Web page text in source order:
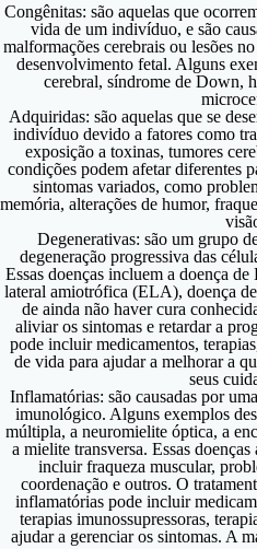
Congênitas: são aquelas que
vida de um indivíduo, e são
malformações cerebrais ou lesões
desenvolvimento fetal. Alguns
cerebral, síndrome de Down,
Adquiridas: são aquelas que se
indivíduo devido a fatores como
exposição a toxinas, tumores
condições podem afetar diferentes
sintomas variados, como
memória, alterações de humor,
Degenerativas: são um grupo
degeneração progressiva das
Essas doenças incluem a doença
lateral amiotrófica (ELA), doença
de ainda não haver cura
aliviar os sintomas e retardar a
pode incluir medicamentos,
de vida para ajudar a melhorar a
seus
Inflamatórias: são causadas por
imunológico. Alguns exemplos
múltipla, a neuromielite óptica, a
a mielite transversa. Essas
incluir fraqueza muscular,
coordenação e outros. O
inflamatórias pode incluir
terapias imunossupressoras,
ajudar a gerenciar os sintomas. A